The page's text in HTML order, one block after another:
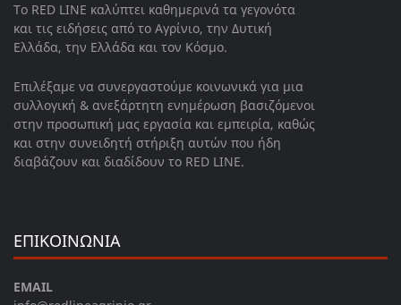
Το RED LINE καλύπτει καθημερινά τα γεγονότα
και τις ειδήσεις από το Αγρίνιο, την Δυτική
Ελλάδα, την Ελλάδα και τον Κόσμο.
Επιλέξαμε να συνεργαστούμε κοινωνικά για μια
συλλογική & ανεξάρτητη ενημέρωση βασιζόμενοι
στην προσωπική μας εργασία και εμπειρία, καθώς
και στην συνειδητή στήριξη αυτών που ήδη
διαβάζουν και διαδίδουν το RED LINE.
ΕΠΙΚΟΙΝΩΝΙΑ
EMAIL